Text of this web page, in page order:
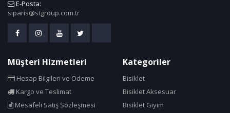
E-Posta:
siparis@stgroup.com.tr
Müşteri Hizmetleri
Hesap Bilgileri ve Ödeme
Kargo ve Teslimat
Mesafeli Satış Sözleşmesi
Kategoriler
Bisiklet
Bisiklet Aksesuar
Bisiklet Giyim